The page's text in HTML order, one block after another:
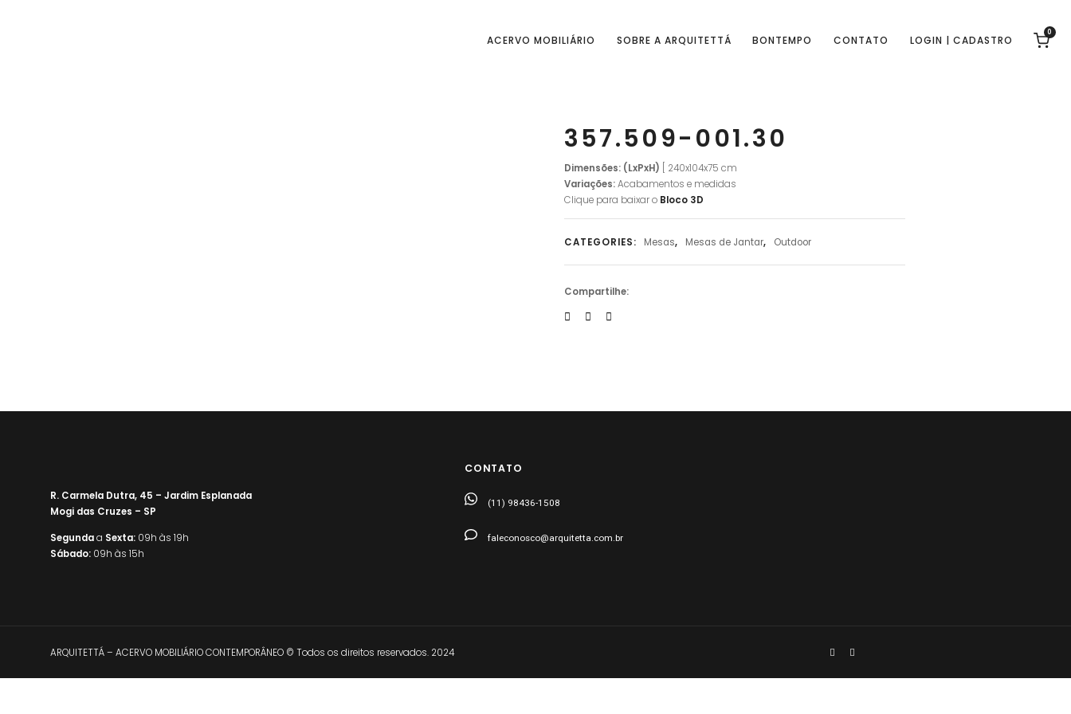
ACERVO MOBILIÁRIO SOBRE A ARQUITETTÁ BONTEMPO CONTATO LOGIN | CADASTRO
0
357.509-001.30
Dimensões: (LxPxH)
[ 240x104x75 cm
Variações:Acabamentos e medidas
Clique para baixar o Bloco 3D
CATEGORIES: Mesas, Mesas de Jantar, Outdoor
Compartilhe:
R. Carmela Dutra, 45 – Jardim Esplanada
Mogi das Cruzes – SP
Segundaa Sexta:09h às 19h
Sábado:09h às 15h
CONTATO
(11) 98436-1508
faleconosco@arquitetta.com.br
ARQUITETTÁ – ACERVO MOBILIÁRIO CONTEMPORÂNEO © Todos os direitos reservados. 2024